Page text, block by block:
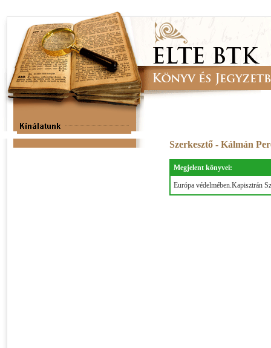
Szerkesztő - Kálmán
Megjelent könyvei:
Európa védelmében.Kapisztrán